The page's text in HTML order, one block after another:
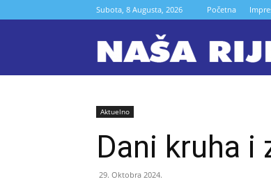
Subota, 8 Augusta, 2026 Početna
Aktuelno
Dani kruha i
29. Oktobra 2024.